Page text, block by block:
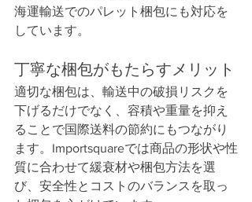
海運輸送でのパレット梱包にも対応を
しています。
丁寧な梱包がもたらすメリット
適切な梱包は、輸送中の破損リスクを
下げるだけでなく、容積や重量を抑え
ることで国際送料の節約にもつながり
ます。Importsquareでは商品の形状や性
質に合わせて緩衰材や梱包方法を選
び、安全性とコストのバランスを取っ